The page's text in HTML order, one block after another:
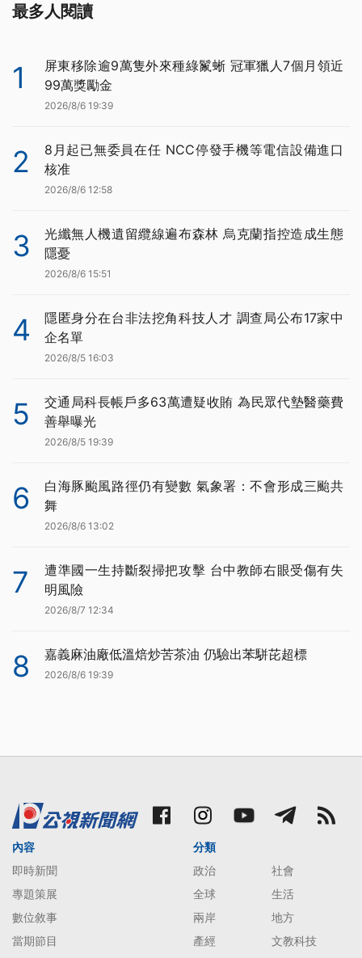
最多人閱讀
1
屏東移除逾9萬隻外來種綠鬣蜥 冠軍獵人7個月領近
99萬獎勵金
2026/8/6 19:39
2
8月起已無委員在任 NCC停發手機等電信設備進口
核准
2026/8/6 12:58
3
光纖無人機遺留纜線遍布森林 烏克蘭指控造成生態
隱憂
2026/8/6 15:51
4
隱匿身分在台非法挖角科技人才 調查局公布17家中
企名單
2026/8/5 16:03
5
交通局科長帳戶多63萬遭疑收賄 為民眾代墊醫藥費
善舉曝光
2026/8/5 19:39
6
白海豚颱風路徑仍有變數 氣象署：不會形成三颱共
舞
2026/8/6 13:02
7
遭準國一生持斷裂掃把攻擊 台中教師右眼受傷有失
明風險
2026/8/7 12:34
8 嘉義麻油廠低溫焙炒苦茶油 仍驗出苯駢芘超標
2026/8/6 19:39
內容
即時新聞
專題策展
數位敘事
當期節目
分類
政治
社會
全球
生活
兩岸
地方
產經
文教科技